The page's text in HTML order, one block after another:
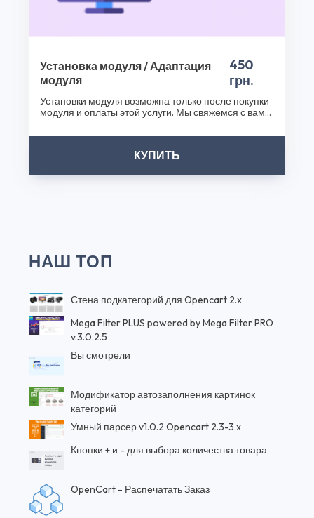
Установка модуля / Адаптация
модуля
450
грн.
Установки модуля возможна только после покупки
модуля и оплаты этой услуги. Мы свяжемся с вами
КУПИТЬ
НАШ ТОП
Стена подкатегорий для Opencart 2.x
Mega Filter PLUS powered by Mega Filter PRO
v.3.0.2.5
Вы смотрели
Модификатор автозаполнения картинок
категорий
Умный парсер v1.0.2 Opencart 2.3-3.x
Кнопки + и - для выбора количества товара
OpenCart - Распечатать Заказ